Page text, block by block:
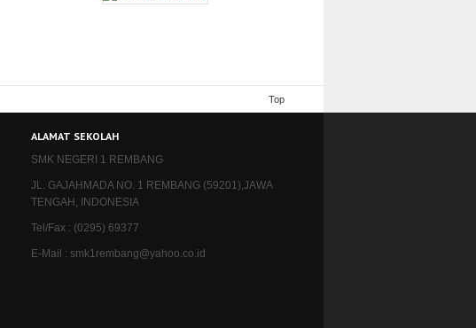
Top
ALAMAT SEKOLAH
SMK NEGERI 1 REMBANG
JL. GAJAHMADA NO. 1 REMBANG (59201),JAWA
TENGAH, INDONESIA
Tel/Fax : (0295) 69377
E-Mail : smk1rembang@yahoo.co.id